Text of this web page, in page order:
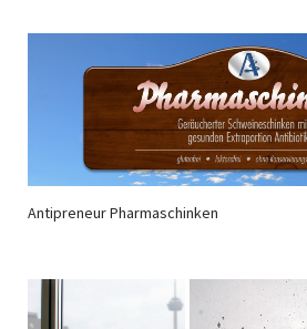
Antipreneur Pharmaschinken